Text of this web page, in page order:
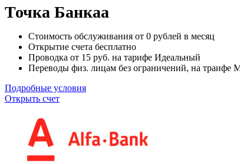
Точка Банкаа
Стоимость обслуживания от 0 рублей в месяц
Открытие счета бесплатно
Проводка от 15 руб. на тарифе Идеальный
Переводы физ. лицам без ограничений, на траифе
Подробные условия
Открыть счет